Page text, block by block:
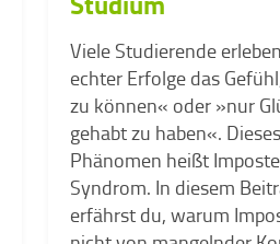
Viele Studierende
echter Erfolge das
zu können« oder »nur
gehabt zu haben«. Dieses
Phänomen heißt
Syndrom. In diesem
erfährst du, warum